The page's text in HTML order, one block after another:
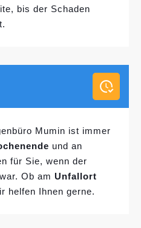
bis der Schaden
Mumin ist immer
und an
für Sie, wenn der
Ob am Unfallort
helfen Ihnen gerne.